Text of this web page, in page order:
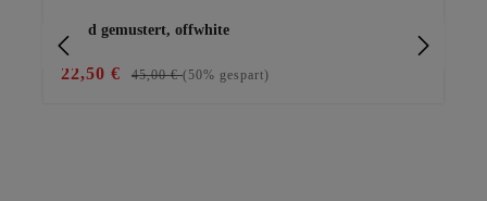
Kleid gemustert, offwhite
22,50 € 45,00 €(50% gespart)